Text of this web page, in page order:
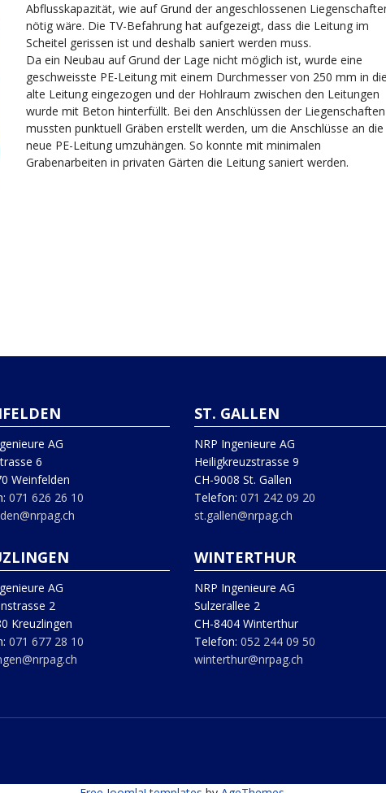
Abflusskapazität, wie auf Grund der angeschlossenen
nötig wäre. Die TV-Befahrung hat aufgezeigt, dass die Leitung im
Scheitel gerissen ist und deshalb saniert werden muss.
Da ein Neubau auf Grund der Lage nicht möglich ist, wurde eine
geschweisste PE-Leitung mit einem Durchmesser von 250 mm in die
alte Leitung eingezogen und der Hohlraum zwischen den Leitungen
wurde mit Beton hinterfüllt. Bei den Anschlüssen der Liegenschaften
mussten punktuell Gräben erstellt werden, um die Anschlüsse an die
neue PE-Leitung umzuhängen. So konnte mit minimalen
Grabenarbeiten in privaten Gärten die Leitung saniert werden.
Stein AR / Hundwil Nach St.Gallen
Abwassererschliessung In Gais AR
AG
6
Weinfelden
071 626 26 10
AG
2
Kreuzlingen
071 677 28 10
ST. GALLEN
NRP Ingenieure AG
Heiligkreuzstrasse 9
CH-9008 St. Gallen
Telefon: 071 242 09 20
st.gallen@nrpag.ch
WINTERTHUR
NRP Ingenieure AG
Sulzerallee 2
CH-8404 Winterthur
Telefon: 052 244 09 50
winterthur@nrpag.ch